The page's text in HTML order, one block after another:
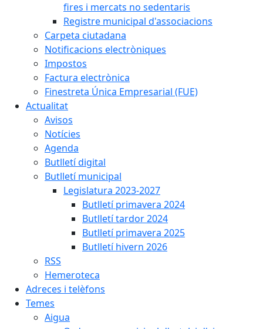
fires i mercats no sedentaris
Registre municipal d'associacions
Carpeta ciutadana
Notificacions electròniques
Impostos
Factura electrònica
Finestreta Única Empresarial (FUE)
Actualitat
Avisos
Notícies
Agenda
Butlletí digital
Butlletí municipal
Legislatura 2023-2027
Butlletí primavera 2024
Butlletí tardor 2024
Butlletí primavera 2025
Butlletí hivern 2026
RSS
Hemeroteca
Adreces i telèfons
Temes
Aigua